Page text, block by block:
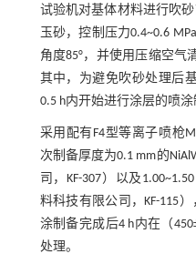
试验机对基体材料进行吹
玉砂，控制压力0.4~0.6
角度85°，并使用压缩空气
其中，为避免吹砂处理后
0.5 h内开始进行涂层的喷涂
采用配有F4型等离子喷枪
次制备厚度为0.1 mm的
司，KF-307）以及
料科技有限公司，KF-115
涂制备完成后4 h内在（
处理。